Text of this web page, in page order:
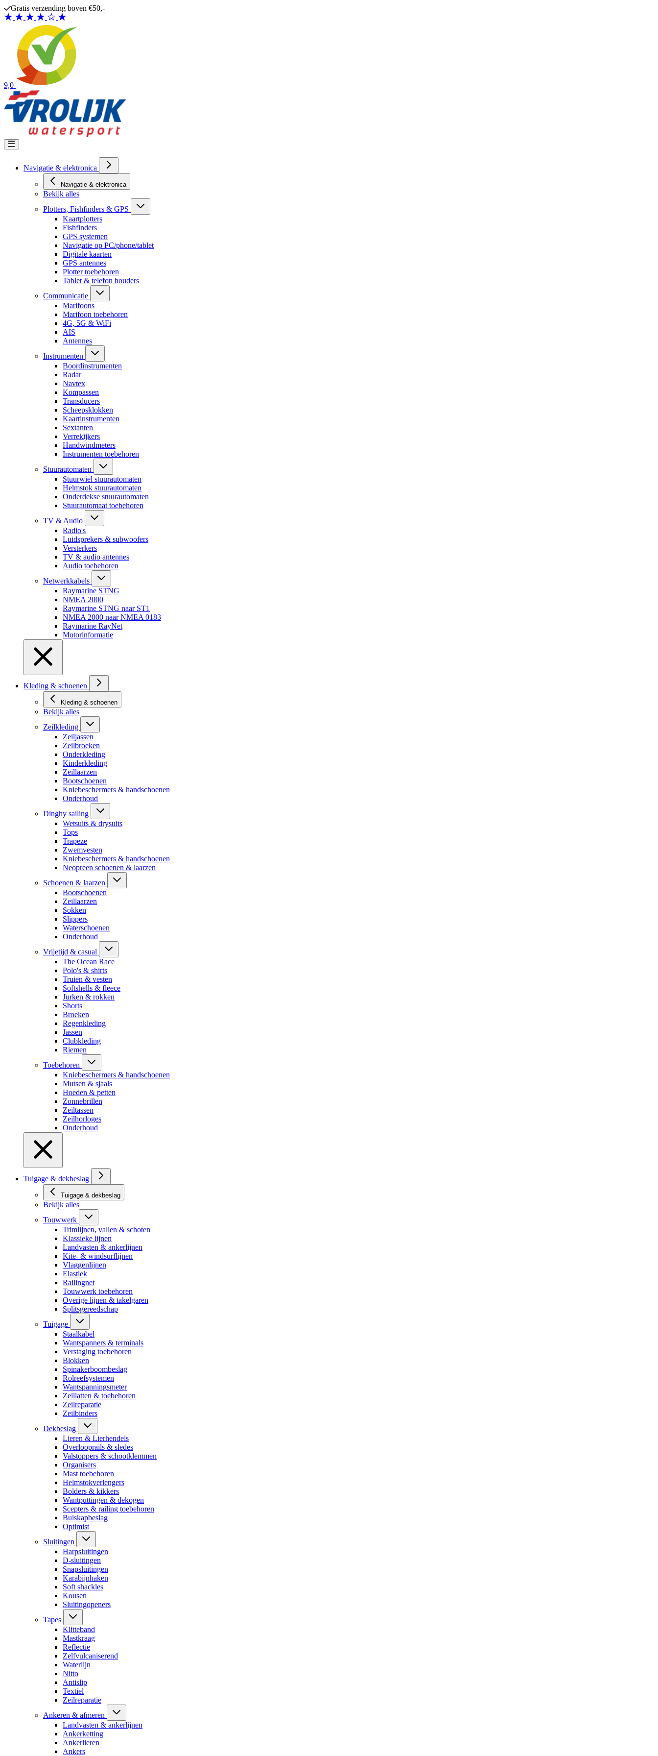
Ga naar de inhoud
Gratis verzending boven €50,-
9,0
Navigatie & elektronica
Navigatie & elektronica
Bekijk alles
Plotters, Fishfinders & GPS
Kaartplotters
Fishfinders
GPS systemen
Navigatie op PC/phone/tablet
Digitale kaarten
GPS antennes
Plotter toebehoren
Tablet & telefon houders
Communicatie
Marifoons
Marifoon toebehoren
4G, 5G & WiFi
AIS
Antennes
Instrumenten
Boordinstrumenten
Radar
Navtex
Kompassen
Transducers
Scheepsklokken
Kaartinstrumenten
Sextanten
Verrekijkers
Handwindmeters
Instrumenten toebehoren
Stuurautomaten
Stuurwiel stuurautomaten
Helmstok stuurautomaten
Onderdekse stuurautomaten
Stuurautomaat toebehoren
TV & Audio
Radio's
Luidsprekers & subwoofers
Versterkers
TV & audio antennes
Audio toebehoren
Netwerkkabels
Raymarine STNG
NMEA 2000
Raymarine STNG naar ST1
NMEA 2000 naar NMEA 0183
Raymarine RayNet
Motorinformatie
Kleding & schoenen
Kleding & schoenen
Bekijk alles
Zeilkleding
Zeiljassen
Zeilbroeken
Onderkleding
Kinderkleding
Zeillaarzen
Bootschoenen
Kniebeschermers & handschoenen
Onderhoud
Dinghy sailing
Wetsuits & drysuits
Tops
Trapeze
Zwemvesten
Kniebeschermers & handschoenen
Neopreen schoenen & laarzen
Schoenen & laarzen
Bootschoenen
Zeillaarzen
Sokken
Slippers
Waterschoenen
Onderhoud
Vrijetijd & casual
The Ocean Race
Polo's & shirts
Truien & vesten
Softshells & fleece
Jurken & rokken
Shorts
Broeken
Regenkleding
Jassen
Clubkleding
Riemen
Toebehoren
Kniebeschermers & handschoenen
Mutsen & sjaals
Hoeden & petten
Zonnebrillen
Zeiltassen
Zeilhorloges
Onderhoud
Tuigage & dekbeslag
Tuigage & dekbeslag
Bekijk alles
Touwwerk
Trimlijnen, vallen & schoten
Klassieke lijnen
Landvasten & ankerlijnen
Kite- & windsurflijnen
Vlaggenlijnen
Elastiek
Railingnet
Touwwerk toebehoren
Overige lijnen & takelgaren
Splitsgereedschap
Tuigage
Staalkabel
Wantspanners & terminals
Verstaging toebehoren
Blokken
Spinakerboombeslag
Rolreefsystemen
Wantspanningsmeter
Zeillatten & toebehoren
Zeilreparatie
Zeilbinders
Dekbeslag
Lieren & Lierhendels
Overlooprails & sledes
Valstoppers & schootklemmen
Organisers
Mast toebehoren
Helmstokverlengers
Bolders & kikkers
Wantputtingen & dekogen
Scepters & railing toebehoren
Buiskapbeslag
Optimist
Sluitingen
Harpsluitingen
D-sluitingen
Snapsluitingen
Karabijnhaken
Soft shackles
Kousen
Sluitingopeners
Tapes
Klitteband
Mastkraag
Reflectie
Zelfvulcaniserend
Waterlijn
Nitto
Antislip
Textiel
Zeilreparatie
Ankeren & afmeren
Landvasten & ankerlijnen
Ankerketting
Ankerlieren
Ankers